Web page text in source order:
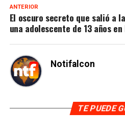
ANTERIOR
El oscuro secreto que salió a
una adolescente de 13 años
Notifalcon
TE PUEDE